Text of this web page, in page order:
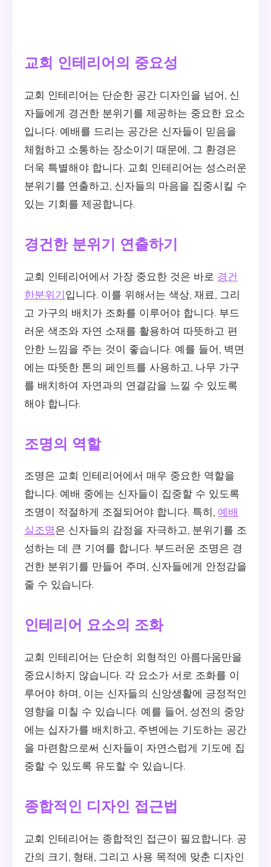
교회 인테리어의 중요성
교회 인테리어는 단순한 공간 디자인을 넘어, 신
자들에게 경건한 분위기를 제공하는 중요한 요소
입니다. 예배를 드리는 공간은 신자들이 믿음을
체험하고 소통하는 장소이기 때문에, 그 환경은
더욱 특별해야 합니다. 교회 인테리어는 성스러운
분위기를 연출하고, 신자들의 마음을 집중시킬 수
있는 기회를 제공합니다.
경건한 분위기 연출하기
교회 인테리어에서 가장 중요한 것은 바로 경건
한분위기입니다. 이를 위해서는 색상, 재료, 그리
고 가구의 배치가 조화를 이루어야 합니다. 부드
러운 색조와 자연 소재를 활용하여 따뜻하고 편
안한 느낌을 주는 것이 좋습니다. 예를 들어, 벽면
에는 따뜻한 톤의 페인트를 사용하고, 나무 가구
를 배치하여 자연과의 연결감을 느낄 수 있도록
해야 합니다.
조명의 역할
조명은 교회 인테리어에서 매우 중요한 역할을
합니다. 예배 중에는 신자들이 집중할 수 있도록
조명이 적절하게 조절되어야 합니다. 특히, 예배
실조명은 신자들의 감정을 자극하고, 분위기를 조
성하는 데 큰 기여를 합니다. 부드러운 조명은 경
건한 분위기를 만들어 주며, 신자들에게 안정감을
줄 수 있습니다.
인테리어 요소의 조화
교회 인테리어는 단순히 외형적인 아름다움만을
중요시하지 않습니다. 각 요소가 서로 조화를 이
루어야 하며, 이는 신자들의 신앙생활에 긍정적인
영향을 미칠 수 있습니다. 예를 들어, 성전의 중앙
에는 십자가를 배치하고, 주변에는 기도하는 공간
을 마련함으로써 신자들이 자연스럽게 기도에 집
중할 수 있도록 유도할 수 있습니다.
종합적인 디자인 접근법
교회 인테리어는 종합적인 접근이 필요합니다. 공
간의 크기, 형태, 그리고 사용 목적에 맞춘 디자인